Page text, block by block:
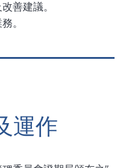
善建議。
。
運作